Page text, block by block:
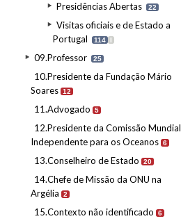
Presidências Abertas 22
Visitas oficiais e de Estado a
Portugal
114 I
09.Professor 25
10.Presidente da Fundação Mário
Soares 12
11.Advogado 5
12.Presidente da Comissão Mundial
Independente para os Oceanos 6
13.Conselheiro de Estado 20
14.Chefe de Missão da ONU na
Argélia
2
15.Contexto não identificado 6